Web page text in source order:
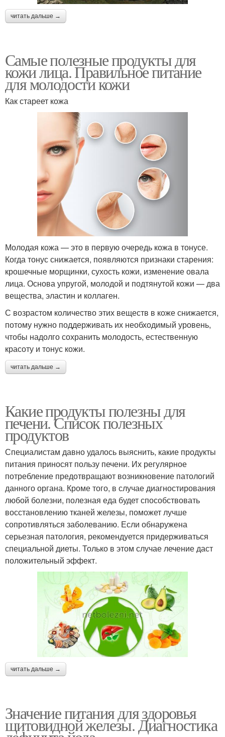
читать дальше →
Самые полезные продукты для
кожи лица. Правильное питание
для молодости кожи
Как стареет кожа
Молодая кожа — это в первую очередь кожа в тонусе.
Когда тонус снижается, появляются признаки старения:
крошечные морщинки, сухость кожи, изменение овала
лица. Основа упругой, молодой и подтянутой кожи — два
вещества, эластин и коллаген.
С возрастом количество этих веществ в коже снижается,
потому нужно поддерживать их необходимый уровень,
чтобы надолго сохранить молодость, естественную
красоту и тонус кожи.
читать дальше →
Какие продукты полезны для
печени. Список полезных
продуктов
Специалистам давно удалось выяснить, какие продукты
питания приносят пользу печени. Их регулярное
потребление предотвращают возникновение патологий
данного органа. Кроме того, в случае диагностирования
любой болезни, полезная еда будет способствовать
восстановлению тканей железы, поможет лучше
сопротивляться заболеванию. Если обнаружена
серьезная патология, рекомендуется придерживаться
специальной диеты. Только в этом случае лечение даст
положительный эффект.
читать дальше →
Значение питания для здоровья
щитовидной железы. Диагностика